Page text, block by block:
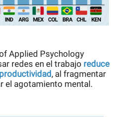
Applied Psychology
redes en el trabajo reduce
, al fragmentar
el agotamiento mental.